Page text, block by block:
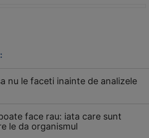
nu le faceti inainte de analizele
face rau: iata care sunt
le da organismul